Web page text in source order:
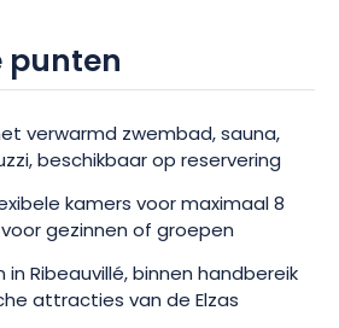
punten
verwarmd zwembad, sauna,
beschikbaar op reservering
kamers voor maximaal 8
gezinnen of groepen
Ribeauvillé, binnen handbereik
attracties van de Elzas